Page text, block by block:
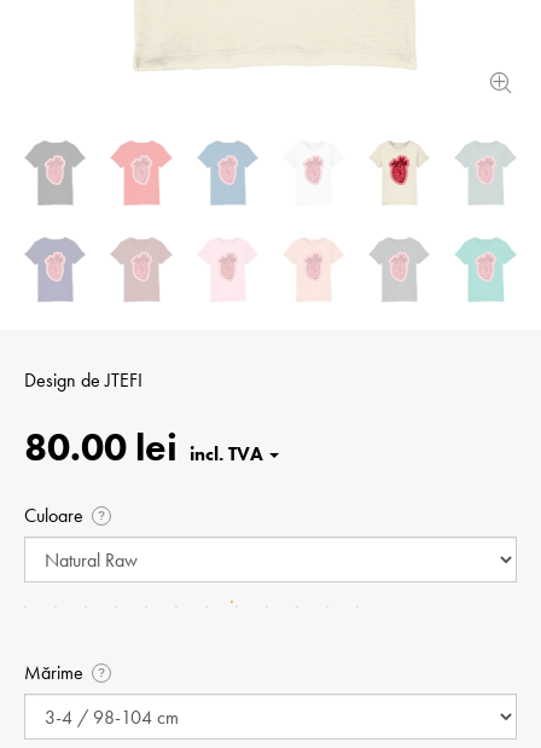
Design deJTEFI
80.00 lei
Culoare ?
Mărime ?